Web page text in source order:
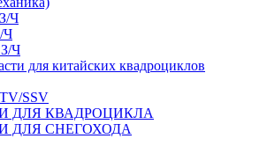
Ч
Ч
Ч
для китайских квадроциклов
SSV
ДЛЯ КВАДРОЦИКЛА
ДЛЯ СНЕГОХОДА